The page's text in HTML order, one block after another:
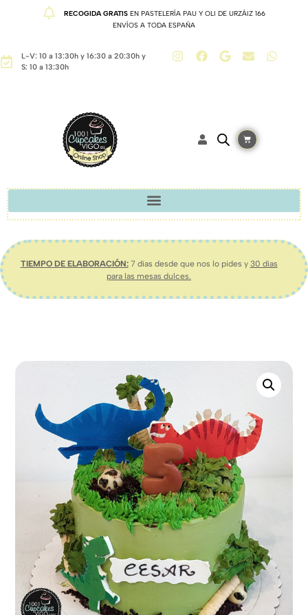
RECOGIDA GRATISEN PASTELERÍA PAU Y OLI DE URZÁIZ 166
ENVÍOS A TODA ESPAÑA
L-V: 10 a 13:30h y 16:30 a 20:30h y
S: 10 a 13:30h
TIEMPO DE ELABORACIÓN:7 días desde que nos lo pides y 30 días
para las mesas dulces.